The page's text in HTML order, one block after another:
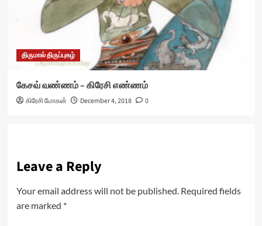
திருமால் திருப்புகழ்
கேசவ் வண்ணம் – கிரேசி எண்ணம்
கிரேசி மோகன் December 4, 2018 0
Leave a Reply
Your email address will not be published. Required fields
are marked *